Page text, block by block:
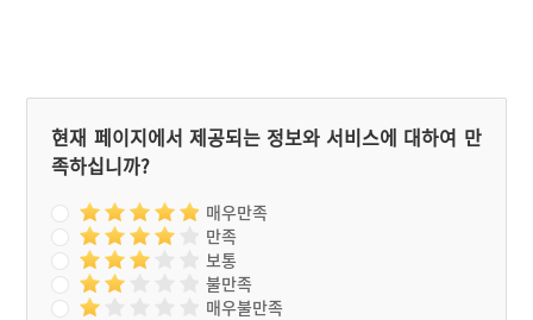
현재 페이지에서 제공되는 정보와 서비스에 대하여 만
족하십니까?
매우만족
만족
보통
불만족
매우불만족